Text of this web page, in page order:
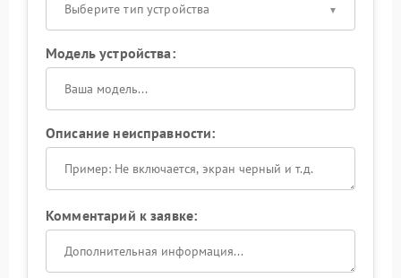
Выберите тип устройства
Модель устройства:
Описание неисправности:
Комментарий к заявке: